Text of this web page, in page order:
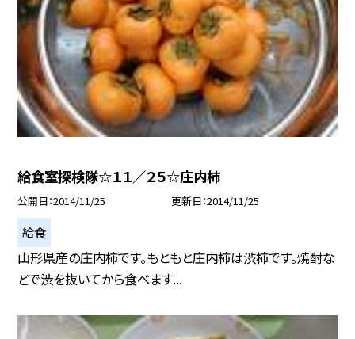
給食室探検隊☆１１／２５☆庄内柿
公開日 2014/11/25 更新日 2014/11/25
給食
山形県産の庄内柿です。もともと庄内柿は渋柿です。焼酎な
どで渋を抜いてから食べます...